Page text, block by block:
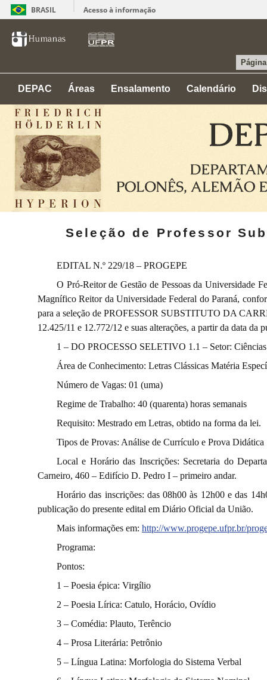
BRASIL Acesso à informação
DEPAC Áreas Ensalamento Calendário
Seleção de Professor
EDITAL N.º 229/18 – PROGEPE
O Pró-Reitor de Gestão de Pessoas da Universidade
Magnífico Reitor da Universidade Federal do Paraná,
para a seleção de PROFESSOR SUBSTITUTO DA
12.425/11 e 12.772/12 e suas alterações, a partir da data
1 – DO PROCESSO SELETIVO 1.1 – Setor:
Área de Conhecimento: Letras Clássicas Matéria
Número de Vagas: 01 (uma)
Regime de Trabalho: 40 (quarenta) horas semanais
Requisito: Mestrado em Letras, obtido na forma da lei.
Tipos de Provas: Análise de Currículo e Prova Didática
Local e Horário das Inscrições: Secretaria do
Carneiro, 460 – Edifício D. Pedro I – primeiro andar.
Horário das inscrições: das 08h00 às 12h00 e das
publicação do presente edital em Diário Oficial da União.
Mais informações em: http://www.progepe.ufpr.br/
Programa:
Pontos:
1 – Poesia épica: Virgílio
2 – Poesia Lírica: Catulo, Horácio, Ovídio
3 – Comédia: Plauto, Terêncio
4 – Prosa Literária: Petrônio
5 – Língua Latina: Morfologia do Sistema Verbal